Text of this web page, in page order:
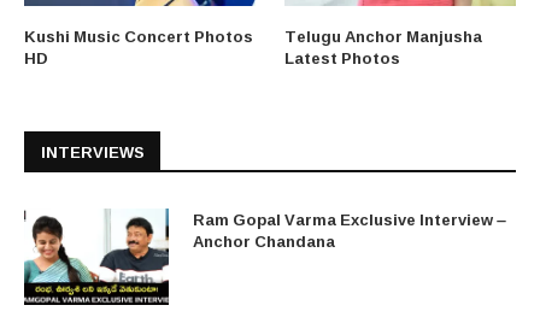
Kushi Music Concert Photos
HD
Telugu Anchor Manjusha
Latest Photos
INTERVIEWS
Ram Gopal Varma Exclusive Interview –
Anchor Chandana